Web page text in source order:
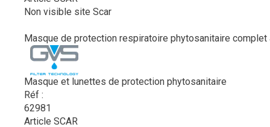
Non visible site Scar
Masque de protection respiratoire phytosanitaire
Masque et lunettes de protection phytosanitaire
Réf :
62981
Article SCAR